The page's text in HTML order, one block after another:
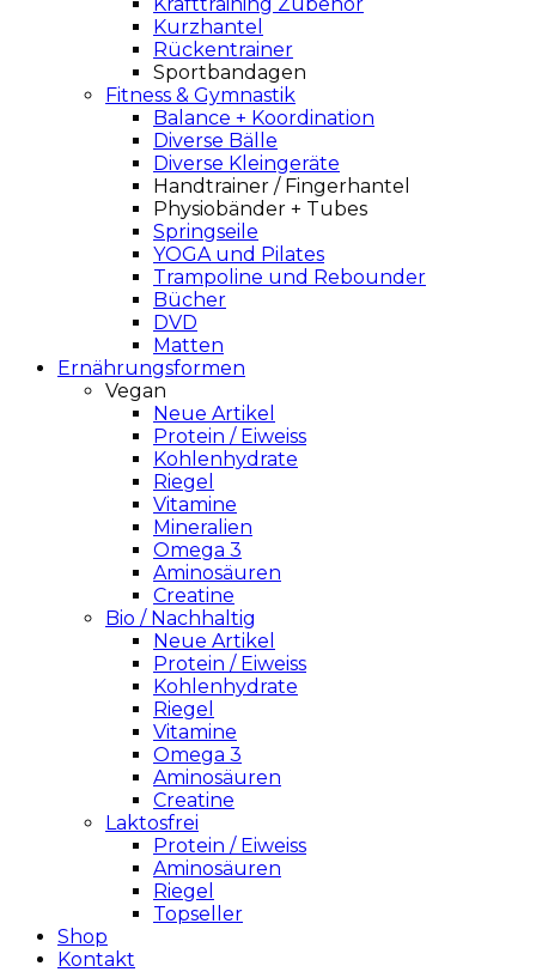
Kurzhantel
Rückentrainer
Sportbandagen
Fitness & Gymnastik
Balance + Koordination
Diverse Bälle
Diverse Kleingeräte
Handtrainer / Fingerhantel
Physiobänder + Tubes
Springseile
YOGA und Pilates
Trampoline und Rebounder
Bücher
DVD
Matten
Ernährungsformen
Vegan
Neue Artikel
Protein / Eiweiss
Kohlenhydrate
Riegel
Vitamine
Mineralien
Omega 3
Aminosäuren
Creatine
Bio / Nachhaltig
Neue Artikel
Protein / Eiweiss
Kohlenhydrate
Riegel
Vitamine
Omega 3
Aminosäuren
Creatine
Laktosfrei
Protein / Eiweiss
Aminosäuren
Riegel
Topseller
Shop
Kontakt